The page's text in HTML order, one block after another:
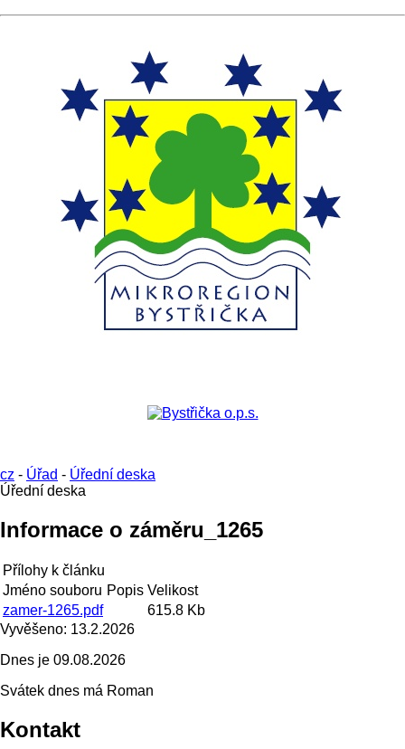
cz - Úřad - Úřední deska
Úřední deska
Informace o záměru_1265
Přílohy k článku
Jméno souboru Popis Velikost
zamer-1265.pdf
615.8 Kb
Vyvěšeno: 13.2.2026
Dnes je 09.08.2026
Svátek dnes má Roman
Kontakt